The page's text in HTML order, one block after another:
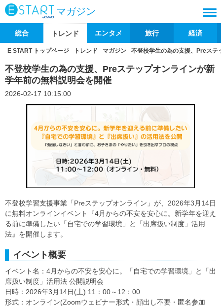
マガジン
総合 トレンド エンタメ 旅行 経済
E START トップページ トレンド マガジン 不登校学生の為の支援、Preステ
不登校学生の為の支援、Preステップオンラインが新
学年前の無料説明会を開催
2026-02-17 10:15:00
不登校学習支援事業「Preステップオンライン」が、2026年3月14日
に無料オンラインイベント『4月からの不安を安心に。新学年を迎え
る前に準備したい「自宅での学習環境」と「出席扱い制度」活用
法』を開催します。
イベント概要
イベント名：4月からの不安を安心に。「自宅での学習環境」と「出
席扱い制度」活用法 公開説明会
日時：2026年3月14日(土) 11：00～12：00
形式：オンライン(Zoomウェビナー形式・顔出し不要・匿名参加